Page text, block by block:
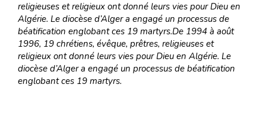
religieuses et religieux ont donné leurs vies pour Dieu en
Algérie. Le diocèse d’Alger a engagé un processus de
béatification englobant ces 19 martyrs.De 1994 à août
1996, 19 chrétiens, évêque, prêtres, religieuses et
religieux ont donné leurs vies pour Dieu en Algérie. Le
diocèse d’Alger a engagé un processus de béatification
englobant ces 19 martyrs.